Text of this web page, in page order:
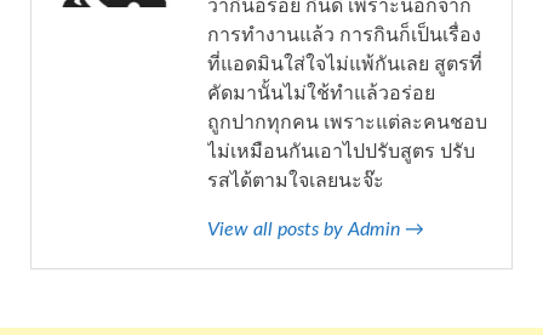
ว่ากินอร่อย กินดี เพราะนอกจาก
การทำงานแล้ว การกินก็เป็นเรื่อง
ที่แอดมินใส่ใจไม่แพ้กันเลย สูตรที่
คัดมานั้นไม่ใช้ทำแล้วอร่อย
ถูกปากทุกคน เพราะแต่ละคนชอบ
ไม่เหมือนกันเอาไปปรับสูตร ปรับ
รสได้ตามใจเลยนะจ๊ะ
View all posts by Admin →